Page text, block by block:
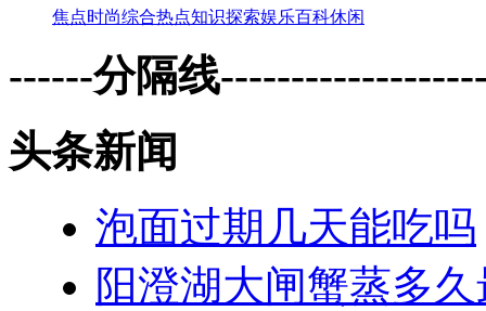
焦点时尚综合热点知识探索娱乐百科休闲
------分隔线
头条新闻
泡面过期几天能吃吗
阳澄湖大闸蟹蒸多